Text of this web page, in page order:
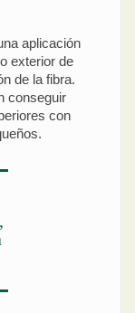
aplicación
exterior de
de la fibra.
conseguir
con